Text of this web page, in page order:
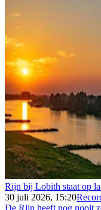
Rijn bij Lobith staat op
30 juli 2026, 15:20
De Rijn heeft nog nooit